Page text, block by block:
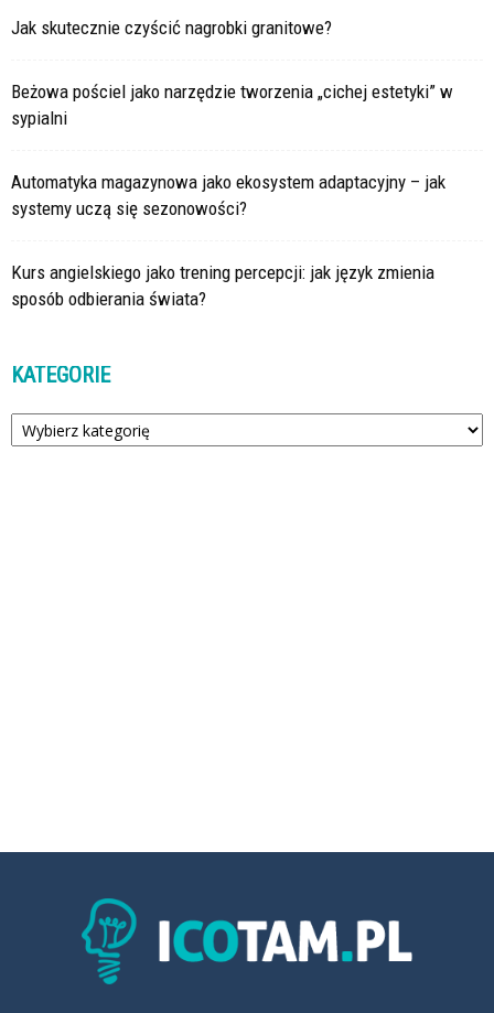
Jak skutecznie czyścić nagrobki granitowe?
Beżowa pościel jako narzędzie tworzenia „cichej estetyki” w
sypialni
Automatyka magazynowa jako ekosystem adaptacyjny – jak
systemy uczą się sezonowości?
Kurs angielskiego jako trening percepcji: jak język zmienia
sposób odbierania świata?
KATEGORIE
Kategorie